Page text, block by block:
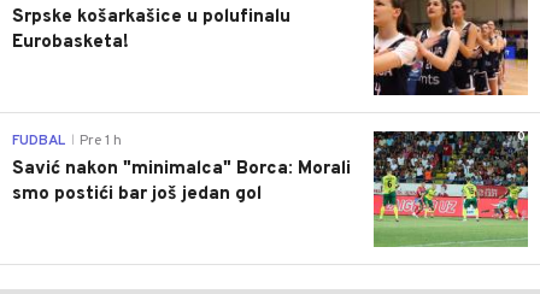
Srpske košarkašice u polufinalu
Eurobasketa!
0
FUDBAL Pre 1 h
Savić nakon "minimalca" Borca: Morali
smo postići bar još jedan gol